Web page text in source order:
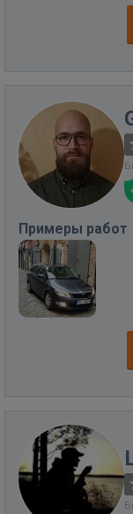
Примеры работ